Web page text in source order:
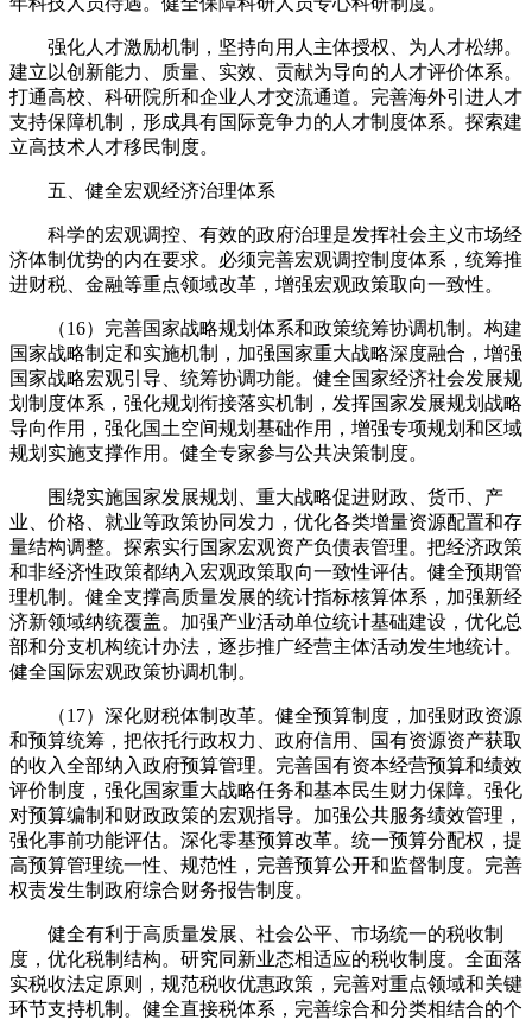
强化人才激励机制，坚持向用人主体授权、为人才松绑。
建立以创新能力、质量、实效、贡献为导向的人才评价体系。
打通高校、科研院所和企业人才交流通道。完善海外引进人才
支持保障机制，形成具有国际竞争力的人才制度体系。探索建
立高技术人才移民制度。
五、健全宏观经济治理体系
科学的宏观调控、有效的政府治理是发挥社会主义市场经
济体制优势的内在要求。必须完善宏观调控制度体系，统筹推
进财税、金融等重点领域改革，增强宏观政策取向一致性。
（16）完善国家战略规划体系和政策统筹协调机制。构建
国家战略制定和实施机制，加强国家重大战略深度融合，增强
国家战略宏观引导、统筹协调功能。健全国家经济社会发展规
划制度体系，强化规划衔接落实机制，发挥国家发展规划战略
导向作用，强化国土空间规划基础作用，增强专项规划和区域
规划实施支撑作用。健全专家参与公共决策制度。
围绕实施国家发展规划、重大战略促进财政、货币、产
业、价格、就业等政策协同发力，优化各类增量资源配置和存
量结构调整。探索实行国家宏观资产负债表管理。把经济政策
和非经济性政策都纳入宏观政策取向一致性评估。健全预期管
理机制。健全支撑高质量发展的统计指标核算体系，加强新经
济新领域纳统覆盖。加强产业活动单位统计基础建设，优化总
部和分支机构统计办法，逐步推广经营主体活动发生地统计。
健全国际宏观政策协调机制。
（17）深化财税体制改革。健全预算制度，加强财政资源
和预算统筹，把依托行政权力、政府信用、国有资源资产获取
的收入全部纳入政府预算管理。完善国有资本经营预算和绩效
评价制度，强化国家重大战略任务和基本民生财力保障。强化
对预算编制和财政政策的宏观指导。加强公共服务绩效管理，
强化事前功能评估。深化零基预算改革。统一预算分配权，提
高预算管理统一性、规范性，完善预算公开和监督制度。完善
权责发生制政府综合财务报告制度。
健全有利于高质量发展、社会公平、市场统一的税收制
度，优化税制结构。研究同新业态相适应的税收制度。全面落
实税收法定原则，规范税收优惠政策，完善对重点领域和关键
环节支持机制。健全直接税体系，完善综合和分类相结合的个